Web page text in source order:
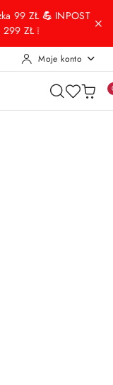
99 ZŁ💪 INPOST
ZŁ ❕
Moje konto